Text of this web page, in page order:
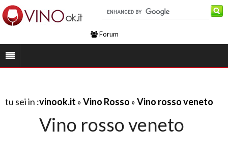
Forum
tu sei in :vinook.it »Vino Rosso »Vino rosso veneto
Vino rosso veneto